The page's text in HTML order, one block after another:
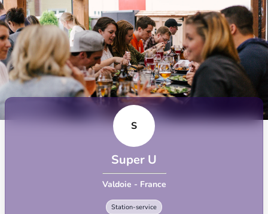
S
Super U
Valdoie - France
Station-service